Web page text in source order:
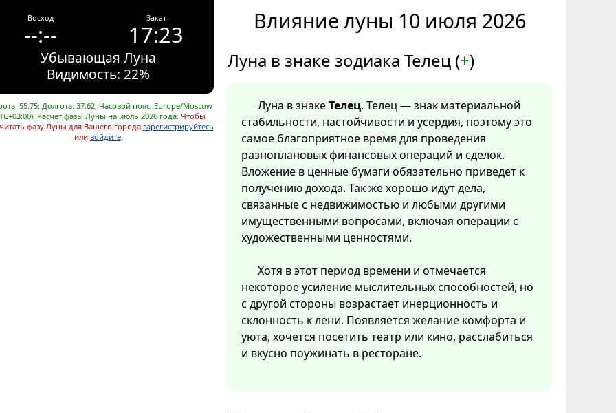
Восход
--:--
Закат
17:23
Убывающая Луна
Видимость: 22%
55.75; Долгота: 37.62; Часовой пояс: Europe/Moscow
Расчет фазы Луны на июль 2026 года. Чтобы
фазу Луны для Вашего города зарегистрируйтесь
или войдите.
Влияние луны 10 июля 2026
Луна в знаке зодиака Телец (+)
Луна в знакеТелец. Телец — знак материальной
стабильности, настойчивости и усердия, поэтому это
самое благоприятное время для проведения
разноплановых финансовых операций и сделок.
Вложение в ценные бумаги обязательно приведет к
получению дохода. Так же хорошо идут дела,
связанные с недвижимостью и любыми другими
имущественными вопросами, включая операции с
художественными ценностями.
Хотя в этот период времени и отмечается
некоторое усиление мыслительных способностей, но
с другой стороны возрастает инерционность и
склонность к лени. Появляется желание комфорта и
уюта, хочется посетить театр или кино, расслабиться
и вкусно поужинать в ресторане.